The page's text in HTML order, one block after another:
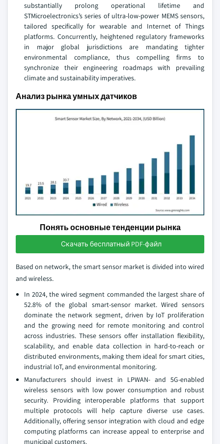
substantially prolong operational lifetime and
STMicroelectronics’s series of ultra-low-power MEMS sensors,
tailored specifically for wearable and Internet of Things
platforms. Concurrently, heightened regulatory frameworks
in major global jurisdictions are mandating tighter
environmental compliance, thus compelling firms to
synchronize their engineering roadmaps with prevailing
climate and sustainability imperatives.
Анализ рынка умных датчиков
Понять основные тенденции рынка
Скачать бесплатный PDF-файл
Based on network, the smart sensor market is divided into wired
and wireless.
In 2024, the wired segment commanded the largest share of
52.8% of the global smart-sensor market. Wired sensors
dominate the network segment, driven by IoT proliferation
and the growing need for remote monitoring and control
across industries. These sensors offer installation flexibility,
scalability, and enable data collection in hard-to-reach or
distributed environments, making them ideal for smart cities,
industrial IoT, and environmental monitoring.
Manufacturers should invest in LPWAN- and 5G-enabled
wireless sensors with low power consumption and robust
security. Providing interoperable platforms that support
multiple protocols will help capture diverse use cases.
Additionally, offering sensor integration with cloud and edge
computing platforms can increase appeal to enterprise and
municipal customers.